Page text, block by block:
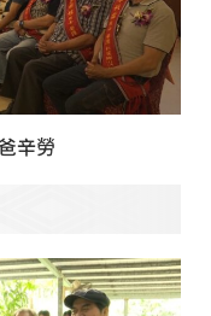
辛勞